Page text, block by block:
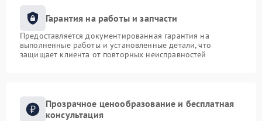
Гарантия на работы и запчасти
Предоставляется документированная гарантия на
выполненные работы и установленные детали, что
защищает клиента от повторных неисправностей
Прозрачное ценообразование и бесплатная
консультация